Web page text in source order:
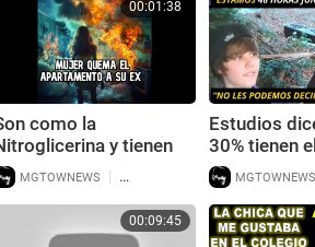
00:01:38
como la
y tienen
MGTOWNEWS | 70 Reproducciones
Estudios
30% tienen
[Opino que
MGTOWNEWS
00:09:45